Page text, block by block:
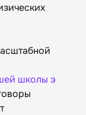
школы э